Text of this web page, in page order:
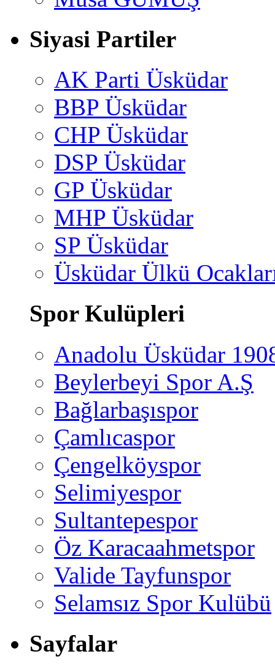
Siyasi Partiler
AK Parti Üsküdar
BBP Üsküdar
CHP Üsküdar
DSP Üsküdar
GP Üsküdar
MHP Üsküdar
SP Üsküdar
Üsküdar Ülkü
Spor Kulüpleri
Anadolu Üsküdar
Beylerbeyi Spor A.Ş
Bağlarbaşıspor
Çamlıcaspor
Çengelköyspor
Selimiyespor
Sultantepespor
Öz Karacaahmetspor
Valide Tayfunspor
Selamsız Spor Kulübü
Sayfalar